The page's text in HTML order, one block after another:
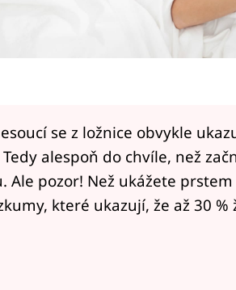
se z ložnice obvykle
alespoň do chvíle, než
Ale pozor! Než ukážete
které ukazují, že až 30